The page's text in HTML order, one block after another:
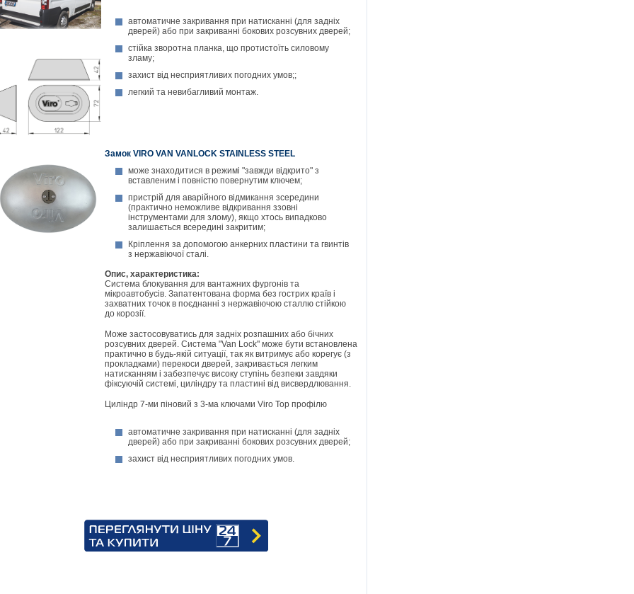
автоматичне закривання при натисканні (для задніх
дверей) або при закриванні бокових розсувних дверей;
стійка зворотна планка, що протистоїть силовому
зламу;
захист від несприятливих погодних умов;;
легкий та невибагливий монтаж.
Замок VIRO VAN VANLOCK STAINLESS STEEL
може знаходитися в режимі "завжди відкрито" з
вставленим і повністю повернутим ключем;
пристрій для аварійного відмикання зсередини
(практично неможливе відкривання ззовні
інструментами для злому), якщо хтось випадково
залишається всередині закритим;
Кріплення за допомогою анкерних пластини та гвинтів
з нержавіючої сталі.
Опис, характеристика:
Система блокування для вантажних фургонів та
мікроавтобусів. Запатентована форма без гострих країв і
захватних точок в поєднанні з нержавіючою сталлю стійкою
до корозії.
Може застосовуватись для задніх розпашних або бічних
розсувних дверей. Система "Van Lock" може бути встановлена
практично в будь-якій ситуації, так як витримує або корегує (з
прокладками) перекоси дверей, закривається легким
натисканням і забезпечує високу ступінь безпеки завдяки
фіксуючій системі, циліндру та пластині від висвердлювання.
Циліндр 7-ми піновий з 3-ма ключами Viro Top профілю
автоматичне закривання при натисканні (для задніх
дверей) або при закриванні бокових розсувних дверей;
захист від несприятливих погодних умов.